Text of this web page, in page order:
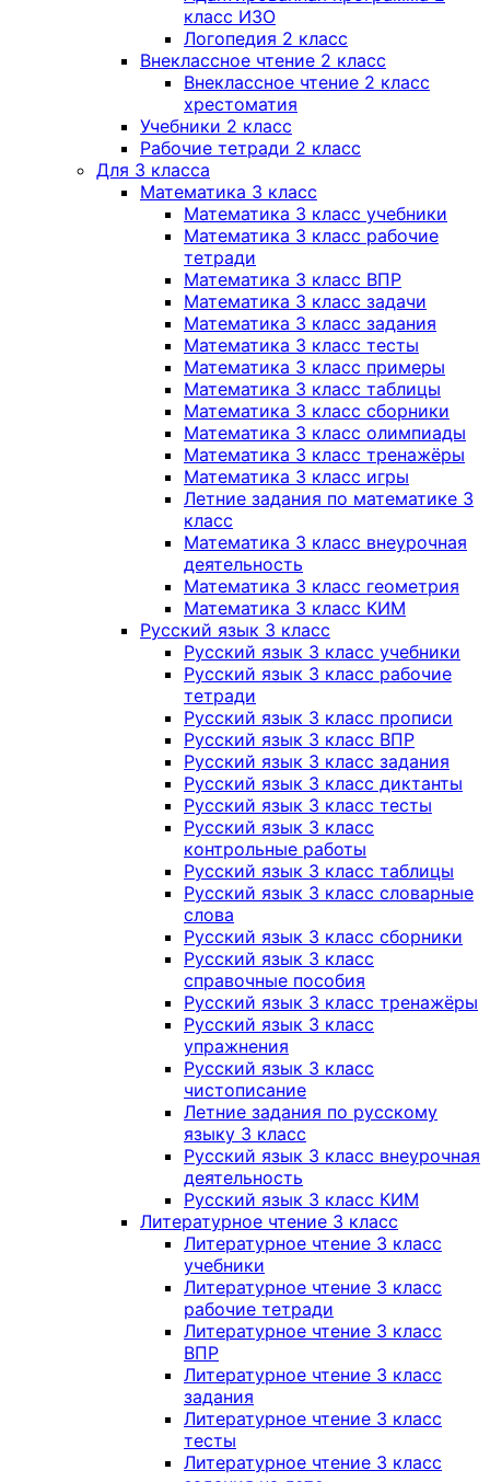
класс ИЗО
Логопедия 2 класс
Внеклассное чтение 2 класс
Внеклассное чтение 2 класс
хрестоматия
Учебники 2 класс
Рабочие тетради 2 класс
Для 3 класса
Математика 3 класс
Математика 3 класс учебники
Математика 3 класс рабочие
тетради
Математика 3 класс ВПР
Математика 3 класс задачи
Математика 3 класс задания
Математика 3 класс тесты
Математика 3 класс примеры
Математика 3 класс таблицы
Математика 3 класс сборники
Математика 3 класс олимпиады
Математика 3 класс тренажёры
Математика 3 класс игры
Летние задания по математике 3
класс
Математика 3 класс внеурочная
деятельность
Математика 3 класс геометрия
Математика 3 класс КИМ
Русский язык 3 класс
Русский язык 3 класс учебники
Русский язык 3 класс рабочие
тетради
Русский язык 3 класс прописи
Русский язык 3 класс ВПР
Русский язык 3 класс задания
Русский язык 3 класс диктанты
Русский язык 3 класс тесты
Русский язык 3 класс
контрольные работы
Русский язык 3 класс таблицы
Русский язык 3 класс словарные
слова
Русский язык 3 класс сборники
Русский язык 3 класс
справочные пособия
Русский язык 3 класс тренажёры
Русский язык 3 класс
упражнения
Русский язык 3 класс
чистописание
Летние задания по русскому
языку 3 класс
Русский язык 3 класс внеурочная
деятельность
Русский язык 3 класс КИМ
Литературное чтение 3 класс
Литературное чтение 3 класс
учебники
Литературное чтение 3 класс
рабочие тетради
Литературное чтение 3 класс
ВПР
Литературное чтение 3 класс
задания
Литературное чтение 3 класс
тесты
Литературное чтение 3 класс